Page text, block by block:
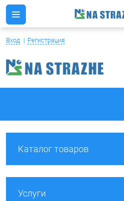
Вход Регистрация
Каталог товаров
Услуги